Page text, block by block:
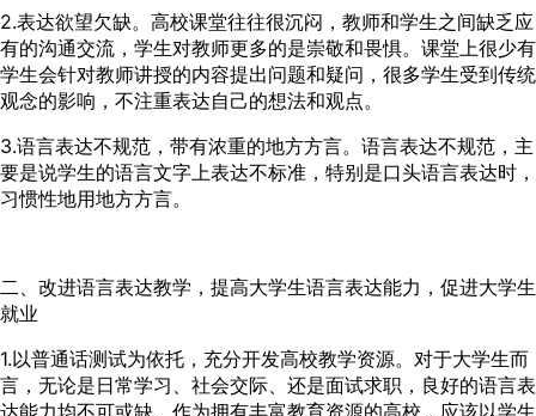
2.表达欲望欠缺。高校课堂往往很沉闷，教师和学生之间缺乏应
有的沟通交流，学生对教师更多的是崇敬和畏惧。课堂上很少有
学生会针对教师讲授的内容提出问题和疑问，很多学生受到传统
观念的影响，不注重表达自己的想法和观点。
3.语言表达不规范，带有浓重的地方方言。语言表达不规范，主
要是说学生的语言文字上表达不标准，特别是口头语言表达时，
习惯性地用地方方言。
二、改进语言表达教学，提高大学生语言表达能力，促进大学生
就业
1.以普通话测试为依托，充分开发高校教学资源。对于大学生而
言，无论是日常学习、社会交际、还是面试求职，良好的语言表
达能力均不可或缺。作为拥有丰富教育资源的高校，应该以学生